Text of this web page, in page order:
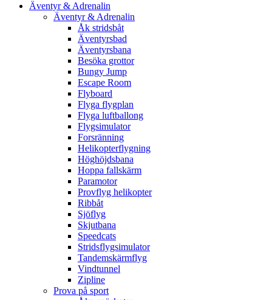
Äventyr & Adrenalin
Äventyr & Adrenalin
Åk stridsbåt
Äventyrsbad
Äventyrsbana
Besöka grottor
Bungy Jump
Escape Room
Flyboard
Flyga flygplan
Flyga luftballong
Flygsimulator
Forsränning
Helikopterflygning
Höghöjdsbana
Hoppa fallskärm
Paramotor
Provflyg helikopter
Ribbåt
Sjöflyg
Skjutbana
Speedcats
Stridsflygsimulator
Tandemskärmflyg
Vindtunnel
Zipline
Prova på sport